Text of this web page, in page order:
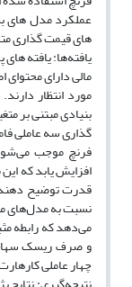
عملکرد مدل های
های قیمت گذاری
یافته‌ها: یافته
مالی دارای محتوای
مورد انتظار
بنیادی مبتنی بر
گذاری سه عاملی
فرنچ موجب
افزایش یابد که
قدرت توضیح
نسبت به مدل‌های
می‌دهد که رابطه
و صرف ریسک
چهار عاملی